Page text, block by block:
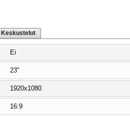
Keskustelut
Ei
23"
1920x1080
16:9